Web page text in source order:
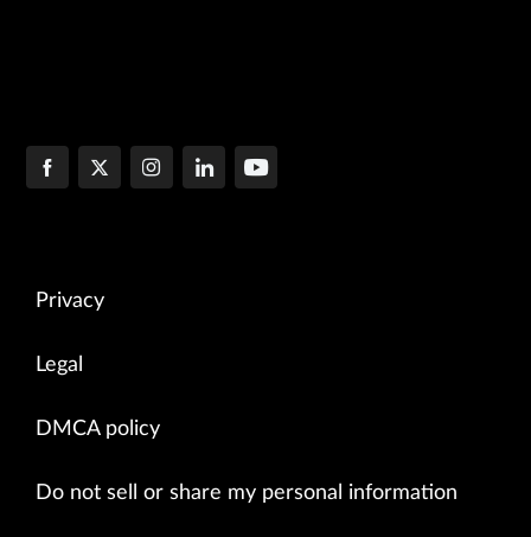
Privacy
Legal
DMCA policy
Do not sell or share my personal information